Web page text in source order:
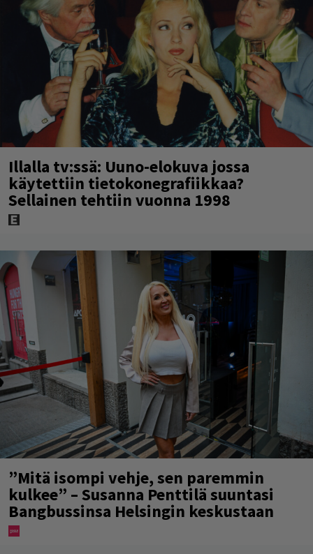
Illalla tv:ssä: Uuno-elokuva jossa
käytettiin tietokonegrafiikkaa?
Sellainen tehtiin vuonna 1998
”Mitä isompi vehje, sen paremmin
kulkee” – Susanna Penttilä suuntasi
Bangbussinsa Helsingin keskustaan